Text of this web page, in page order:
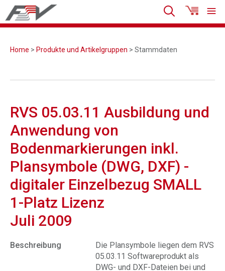
Home > Produkte und Artikelgruppen > Stammdaten
RVS 05.03.11 Ausbildung und
Anwendung von
Bodenmarkierungen inkl.
Plansymbole (DWG, DXF) -
digitaler Einzelbezug SMALL
1-Platz Lizenz
Juli 2009
Beschreibung
Die Plansymbole liegen dem RVS
05.03.11 Softwareprodukt als
DWG- und DXF-Dateien bei und